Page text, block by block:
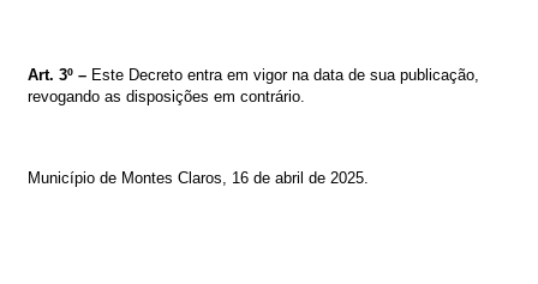
Art. 3º – Este Decreto entra em vigor na data de sua publicação,
revogando as disposições em contrário.
Município de Montes Claros, 16 de abril de 2025